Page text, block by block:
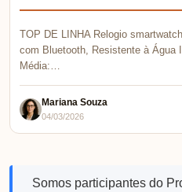
TOP DE LINHA Relogio
com Bluetooth, Resistente à Água
Média:…
Mariana Souza
04/03/2026
Somos participantes do